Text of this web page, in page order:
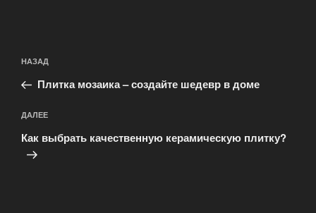
по
записям
Предыдущая
запись:
НАЗАД
Плитка мозаика – создайте шедевр в доме
Следующая
запись
ДАЛЕЕ
Как выбрать качественную керамическую плитку?